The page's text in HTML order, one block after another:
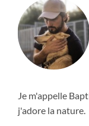
Je m'appelle
j'adore la nature.